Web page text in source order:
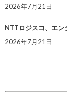
2026年7月21日
NTTロジスコ、エ
2026年7月21日